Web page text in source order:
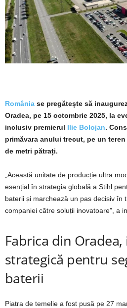
România se pregătește să
Oradea, pe 15 octombrie 2025, la
inclusiv premierul Ilie Bolojan.
primăvara anului trecut, pe un
de metri pătrați.
„Această unitate de producție ultra
esențial în strategia globală a Stihl
baterii și marchează un pas decisiv în
companiei către soluții inovatoare”, a
Fabrica din
strategică pentru
baterii
Piatra de temelie a fost pusă pe 27